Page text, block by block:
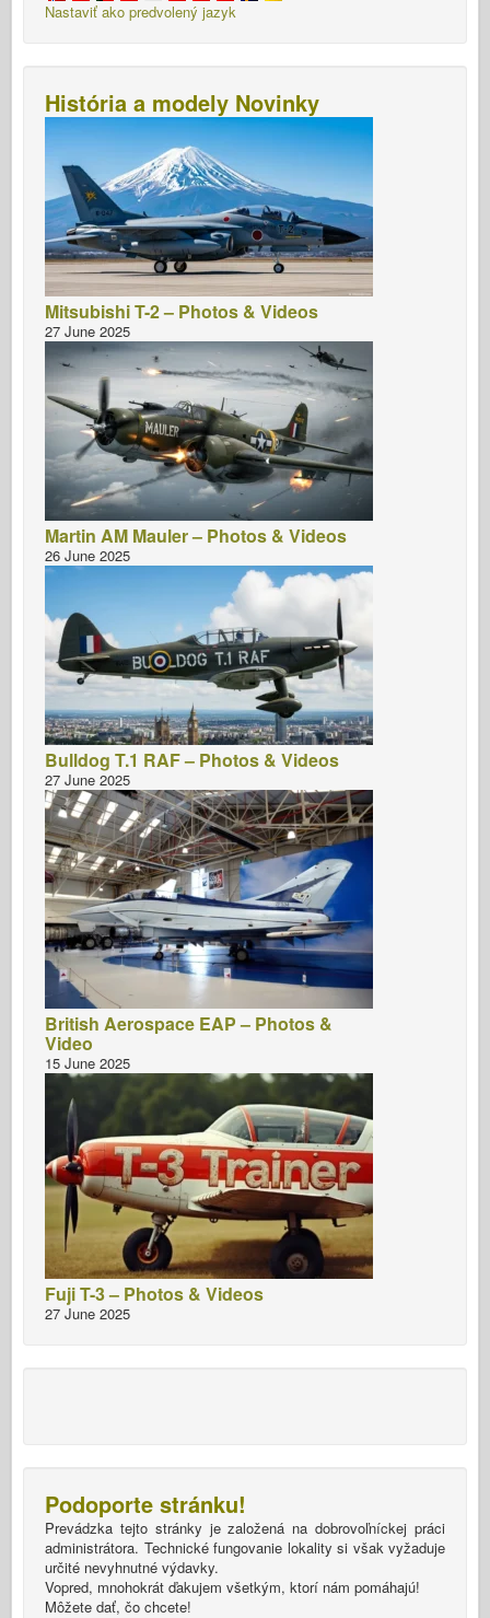
Nastaviť ako predvolený jazyk
História a modely Novinky
Mitsubishi T-2 – Photos & Videos
27 June 2025
Martin AM Mauler – Photos & Videos
26 June 2025
Bulldog T.1 RAF – Photos & Videos
27 June 2025
British Aerospace EAP – Photos &
Video
15 June 2025
Fuji T-3 – Photos & Videos
27 June 2025
Podoporte stránku!
Prevádzka tejto stránky je založená na dobrovoľníckej práci
administrátora. Technické fungovanie lokality si však vyžaduje
určité nevyhnutné výdavky.
Vopred, mnohokrát ďakujem všetkým, ktorí nám pomáhajú!
Môžete dať, čo chcete!